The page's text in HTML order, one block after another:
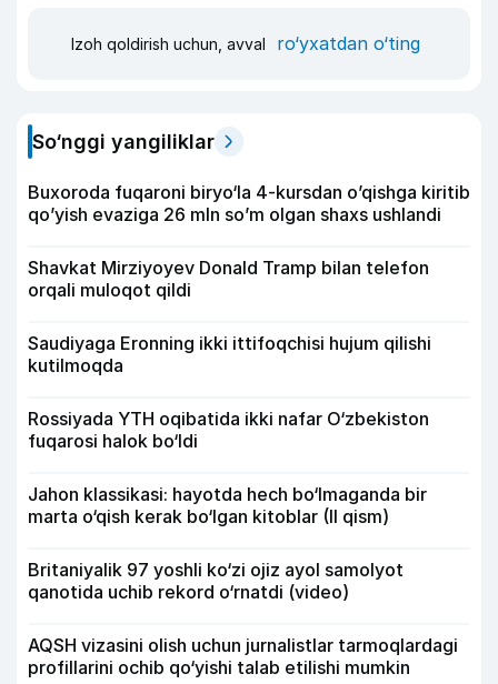
Izoh qoldirish uchun, avval ro‘yxatdan o‘ting
So‘nggi yangiliklar
Buxoroda fuqaroni biryo‘la 4-kursdan o’qishga kiritib
qo’yish evaziga 26 mln so’m olgan shaxs ushlandi
Shavkat Mirziyoyev Donald Tramp bilan telefon
orqali muloqot qildi
Saudiyaga Eronning ikki ittifoqchisi hujum qilishi
kutilmoqda
Rossiyada YTH oqibatida ikki nafar O‘zbekiston
fuqarosi halok bo‘ldi
Jahon klassikasi: hayotda hech bo‘lmaganda bir
marta o‘qish kerak bo‘lgan kitoblar (II qism)
Britaniyalik 97 yoshli ko‘zi ojiz ayol samolyot
qanotida uchib rekord o‘rnatdi (video)
AQSH vizasini olish uchun jurnalistlar tarmoqlardagi
profillarini ochib qo‘yishi talab etilishi mumkin